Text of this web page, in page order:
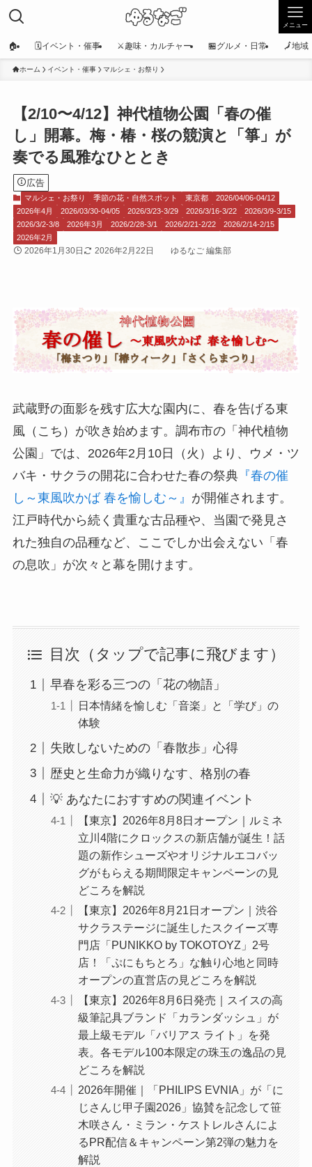
メニュー
🏠 🗓️イベント・催事 ⚔️趣味・カルチャー 🏪グルメ・日常 🗾地域
ホーム イベント・催事 マルシェ・お祭り
【2/10〜4/12】神代植物公園「春の催
し」開幕。梅・椿・桜の競演と「箏」が
奏でる風雅なひととき
広告
マルシェ・お祭り 季節の花・自然スポット 東京都
2026/04/06-04/12
2026年4月
2026/03/30-04/05 2026/3/23-3/29 2026/3/16-3/22
2026/3/9-3/15
2026/3/2-3/8
2026年3月 2026/2/28-3/1 2026/2/21-2/22
2026/2/14-2/15
2026年2月
2026年1月30日 2026年2月22日 ゆるなご 編集部
武蔵野の面影を残す広大な園内に、春を告げる東
風（こち）が吹き始めます。調布市の「神代植物
公園」では、2026年2月10日（火）より、ウメ・ツ
バキ・サクラの開花に合わせた春の祭典『春の催
し～東風吹かば 春を愉しむ～』 が開催されます。
江戸時代から続く貴重な古品種や、当園で発見さ
れた独自の品種など、ここでしか出会えない「春
の息吹」が次々と幕を開けます。
目次（タップで記事に飛びます）
早春を彩る三つの「花の物語」
日本情緒を愉しむ「音楽」と「学び」の
体験
失敗しないための「春散歩」心得
歴史と生命力が織りなす、格別の春
💡 あなたにおすすめの関連イベント
【東京】2026年8月8日オープン｜ルミネ
立川4階にクロックスの新店舗が誕生！話
題の新作シューズやオリジナルエコバッ
グがもらえる期間限定キャンペーンの見
どころを解説
【東京】2026年8月21日オープン｜渋谷
サクラステージに誕生したスクイーズ専
門店「PUNIKKO by TOKOTOYZ」2号
店！「ぷにもちとろ」な触り心地と同時
オープンの直営店の見どころを解説
【東京】2026年8月6日発売｜スイスの高
級筆記具ブランド「カランダッシュ」が
最上級モデル「バリアス ライト」を発
表。各モデル100本限定の珠玉の逸品の見
どころを解説
2026年開催｜「PHILIPS EVNIA」が「に
じさんじ甲子園2026」協賛を記念して笹
木咲さん・ミラン・ケストレルさんによ
るPR配信＆キャンペーン第2弾の魅力を
解説